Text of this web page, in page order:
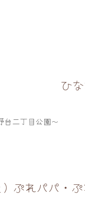
ひ
二丁目公園～
ぷれパパ・